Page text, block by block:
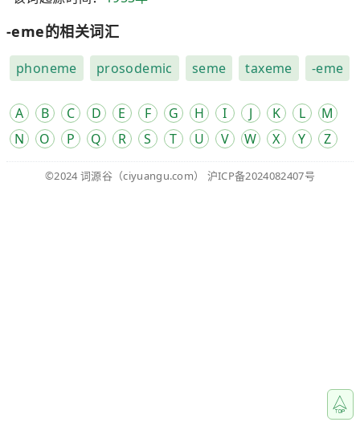
-eme的相关词汇
phoneme prosodemic seme taxeme -eme
A B C D E F G H I J K L
M
N
O P Q R S T U V W X Y Z
©2024 词源谷 （ciyuangu.com） 沪ICP备2024082407号